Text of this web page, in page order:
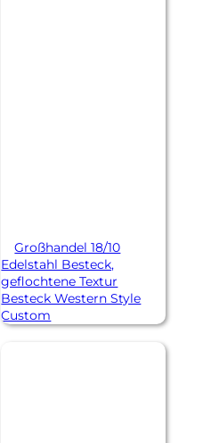
Großhandel 18/10
Edelstahl Besteck,
geflochtene Textur
Besteck Western Style
Custom